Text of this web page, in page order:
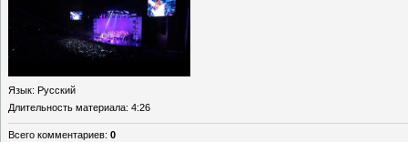
Язык: Русский
Длительность материала: 4:26
Всего комментариев: 0